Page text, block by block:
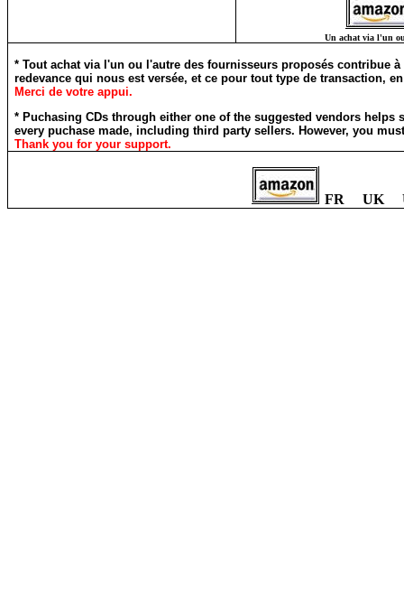
Un achat via l'un
* Tout achat via l'un ou l'autre des fournisseurs proposés contribue
redevance qui nous est versée, et ce pour tout type de transaction,
Merci de votre appui.
* Puchasing CDs through either one of the suggested vendors
every puchase made, including third party sellers. However, you
Thank you for your support.
FR UK